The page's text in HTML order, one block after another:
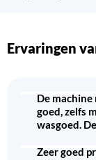
Ervaringen
De
goed, zelfs
wasgoed.
Zeer goed